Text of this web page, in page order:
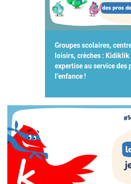
Groupes scolaires,
loisirs, crèches : Kidiklik
expertise au service des
l'enfance !